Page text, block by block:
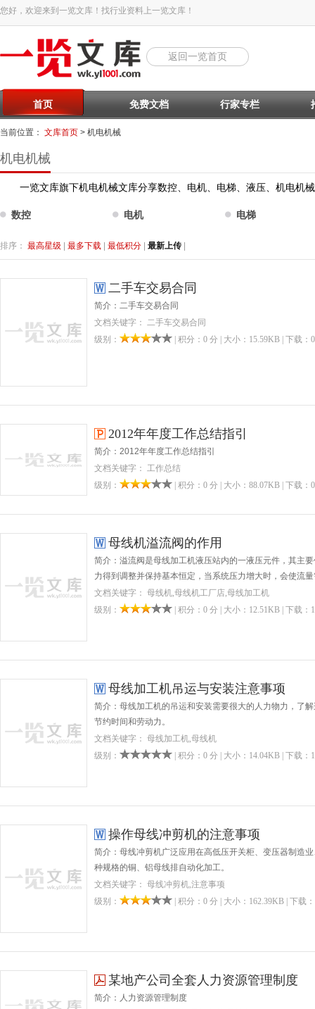
您好，欢迎来到一览文库！找行业资料上一览文库！
返回一览首页
首页 免费文档 行家专栏
当前位置： 文库首页 > 机电机械
机电机械
一览文库旗下机电机械文库分享数控、电机、电梯、液压、机电机
数控 电机 电梯
排序： 最高星级 最多下载 最低积分 最新上传
二手车交易合同
简介：二手车交易合同
文档关键字： 二手车交易合同
级别：
| 积分：0 分 | 大小：15.59KB | 下载：
2012年年度工作总结指引
简介：2012年年度工作总结指引
文档关键字： 工作总结
级别：
| 积分：0 分 | 大小：88.07KB | 下载：
母线机溢流阀的作用
简介：溢流阀是母线加工机液压站内的一液压元件，其主
力得到调整并保持基本恒定，当系统压力增大时，会使流
文档关键字： 母线机,母线机工厂店,母线加工机
级别：
| 积分：0 分 | 大小：12.51KB | 下载：
母线加工机吊运与安装注意事项
简介：母线加工机的吊运和安装需要很大的人力物力，了
节约时间和劳动力。
文档关键字： 母线加工机,母线机
级别：
| 积分：0 分 | 大小：14.04KB | 下载：
操作母线冲剪机的注意事项
简介：母线冲剪机广泛应用在高低压开关柜、变压器制造
种规格的铜、铝母线排自动化加工。
文档关键字： 母线冲剪机,注意事项
级别：
| 积分：0 分 | 大小：162.39KB | 下载
某地产公司全套人力资源管理制度
简介：人力资源管理制度